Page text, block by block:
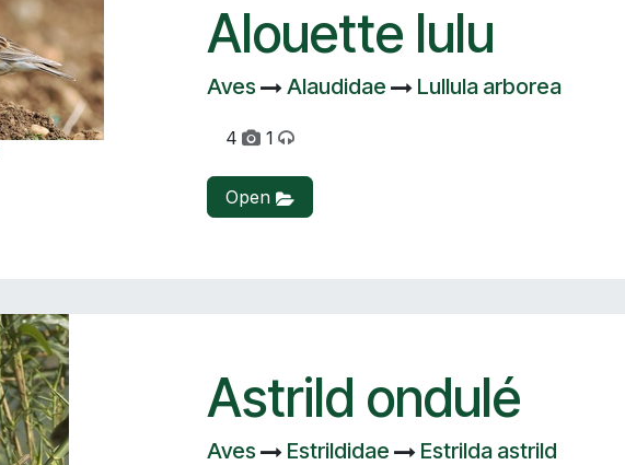
Alouette lulu
Aves Alaudidae Lullula arborea
4 1
Open
Astrild ondulé
Aves Estrildidae Estrilda astrild